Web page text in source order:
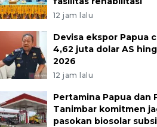
12 jam lalu
Devisa ekspor Papua
4,62 juta dolar AS
2026
12 jam lalu
Pertamina Papua dan
Tanimbar komitmen
pasokan biosolar